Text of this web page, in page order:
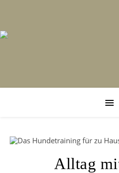
Alltag